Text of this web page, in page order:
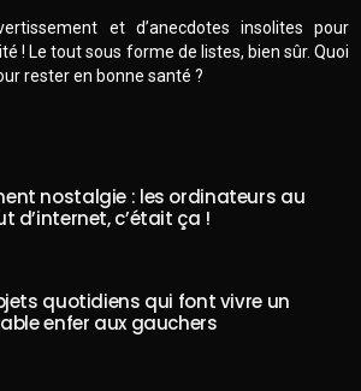
et d’anecdotes insolites pour
! Le tout sous forme de listes, bien sûr. Quoi
rester en bonne santé ?
nostalgie : les ordinateurs au
d’internet, c’était ça !
quotidiens qui font vivre un
enfer aux gauchers